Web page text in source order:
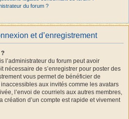
du forum ?
et d’enregistrement
?
l’administrateur du forum peut avoir
nécessaire de s’enregistrer pour poster des
vous permet de bénéficier de
aux invités comme les avatars
l’envoi de courriels aux autres membres,
création d’un compte est rapide et vivement